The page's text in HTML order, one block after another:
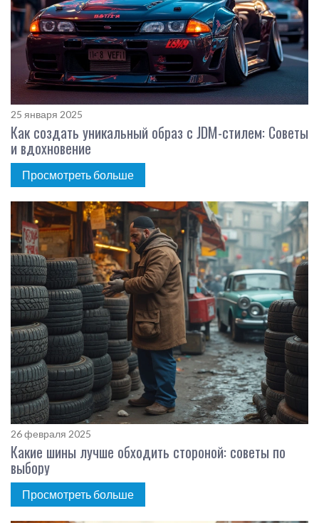
25 января 2025
Как создать уникальный образ с JDM-стилем: Советы
и вдохновение
Просмотреть больше
26 февраля 2025
Какие шины лучше обходить стороной: советы по
выбору
Просмотреть больше